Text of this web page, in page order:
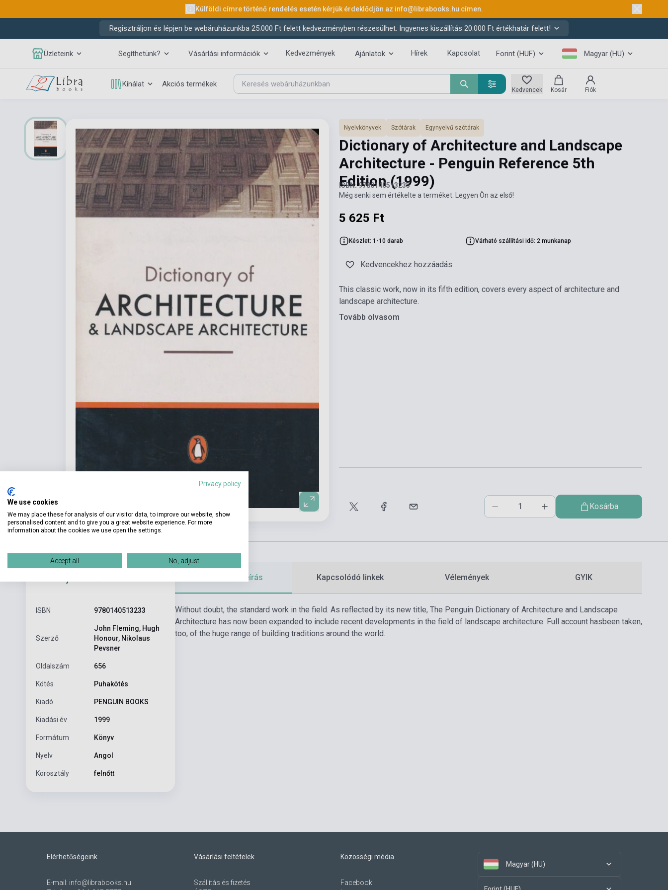
Külföldi címre történő rendelés esetén kérjük érdeklődjön az info@librabooks.hu címen.
Regisztráljon és lépjen be webáruházunkba 25.000 Ft felett kedvezményben részesülhet. Ingyenes kiszállítás 20.000 Ft értékhatár felett!
Üzleteink Segíthetünk? Vásárlási információk Kedvezmények Ajánlatok Hírek Kapcsolat Forint (HUF) Magyar (HU)
Kínálat Akciós termékek
Kedvencek Kosár Fiók
Nyelvkönyvek Szótárak Egynyelvű szótárak
Dictionary of Architecture and Landscape
Architecture - Penguin Reference 5th
Edition(1999)
ISBN: 9780140513233
Még senki sem értékelte a terméket. Legyen Ön az első!
5 625 Ft
Készlet: 1-10 darab Várható szállítási idő: 2 munkanap
Kedvencekhez hozzáadás
This classic work, now in its fifth edition, covers every aspect of architecture and
landscape architecture.
Tovább olvasom
Kosárba
ISBN 9780140513233
Szerző
John Fleming, Hugh
Honour, Nikolaus
Pevsner
Oldalszám 656
Kötés Puhakötés
Kiadó PENGUIN BOOKS
Kiadási év 1999
Formátum Könyv
Nyelv Angol
Korosztály felnőtt
Részletes leírás Kapcsolódó linkek Vélemények GYIK
Without doubt, the standard work in the field. As reflected by its new title, The Penguin Dictionary of Architecture and Landscape
Architecture has now been expanded to include recent developments in the field of landscape architecture. Full account hasbeen taken,
too, of the huge range of building traditions around the world.
Elérhetőségeink
E-mail: info@librabooks.hu
Vásárlási feltételek
Szállítás és fizetés
Közösségi média
Facebook
Magyar (HU)
Privacy policy
We use cookies
We may place these for analysis of our visitor data, to improve our website, show
personalised content and to give you a great website experience. For more
information about the cookies we use open the settings.
Accept all No, adjust